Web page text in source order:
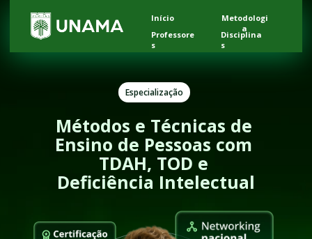
Métodos e Técnicas de
Ensino de Pessoas com
TDAH, TOD e
Deficiência Intelectual
Especialização
Disciplina
s
Início
Metodologi
a
Professore
s